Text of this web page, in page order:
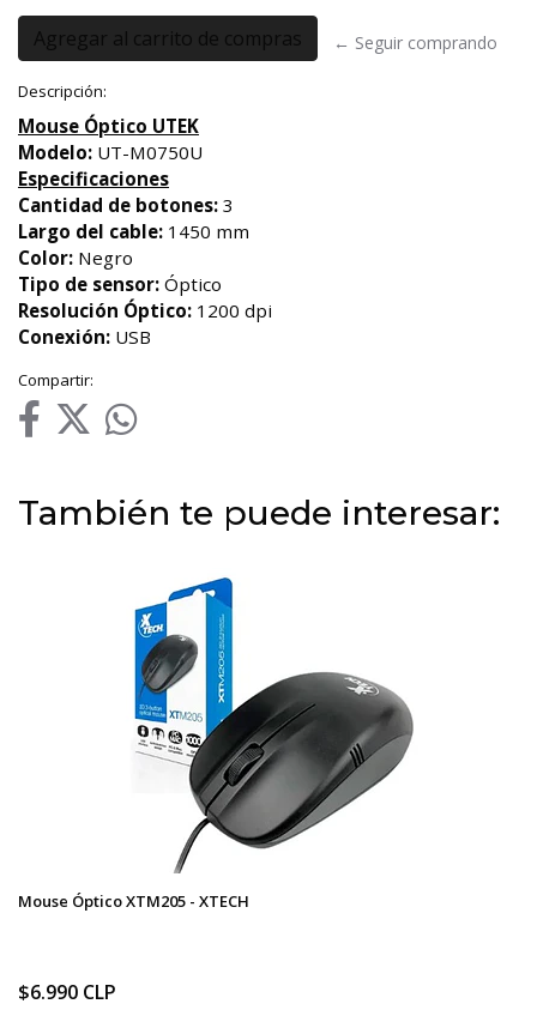
← Seguir comprando
Descripción:
Mouse Óptico UTEK
Modelo: UT-M0750U
Especificaciones
Cantidad de botones: 3
Largo del cable: 1450 mm
Color: Negro
Tipo de sensor: Óptico
Resolución Óptico: 1200 dpi
Conexión: USB
Compartir:
También te puede interesar:
Mouse Óptico XTM205 - XTECH
$6.990 CLP